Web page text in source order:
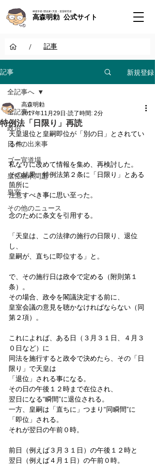
神道学者 / 歴史家 / 天皇・皇室研究者
高森明勅 公式サイト
/ 記事
記事 新規登録
全記事へ
政治
日々の出来事
ゴー宣道場
皇位継承問題
皇室
その他のニュース
全記事へ
特例法「日限り」再読
高森明勅
2017年11月29日 読了時間: 2分
天皇退位と皇嗣即位が「別の日」とされてい
る件。
私なりに改めて情報を集め、再検討した。
その結果、特例法第２条に「日限り」とある
箇所に
注意すべき事に思い至った。
念のために条文を引用する。
「天皇は、この法律の施行の日限り、退位
し、
皇嗣が、直ちに即位する」と。
で、その施行日は政令で定める（附則第１
条）。
その場合、政令を閣議決定する前に、
皇室会議の意見を聴かなければならない（同
第２項）。
これによれば、ある日（３月３１日、４月３
０日など）に
同法を施行すると政令で決めたら、その「日
限り」で天皇は
「退位」される事になる。
その日の午後１２時まで在位され、
翌日になる“瞬間”に退位される。
一方、皇嗣は「直ちに」つまり“同瞬間”に
「即位」される。
それが翌日の午前０時。
前日（例えば３月３１日）の午後１２時と
翌日（例えば４月１日）の午前０時。